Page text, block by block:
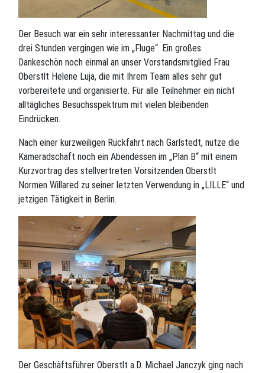
Der Besuch war ein sehr interessanter Nachmittag und die
drei Stunden vergingen wie im „Fluge“. Ein großes
Dankeschön noch einmal an unser Vorstandsmitglied Frau
Oberstlt Helene Luja, die mit Ihrem Team alles sehr gut
vorbereitete und organisierte. Für alle Teilnehmer ein nicht
alltägliches Besuchsspektrum mit vielen bleibenden
Eindrücken.
Nach einer kurzweiligen Rückfahrt nach Garlstedt, nutze die
Kameradschaft noch ein Abendessen im „Plan B“ mit einem
Kurzvortrag des stellvertreten Vorsitzenden Oberstlt
Normen Willared zu seiner letzten Verwendung in „LILLE“ und
jetzigen Tätigkeit in Berlin.
Der Geschäftsführer Oberstlt a.D. Michael Janczyk ging nach